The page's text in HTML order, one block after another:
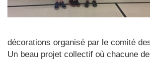
décorations organisé par le comité
Un beau projet collectif où chacune